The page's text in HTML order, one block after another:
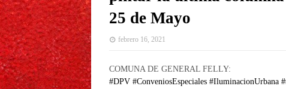
25 de Mayo
febrero 16, 2021
COMUNA DE GENERAL FELLY:
#DPV #ConveniosEspeciales #IluminacionUrbana